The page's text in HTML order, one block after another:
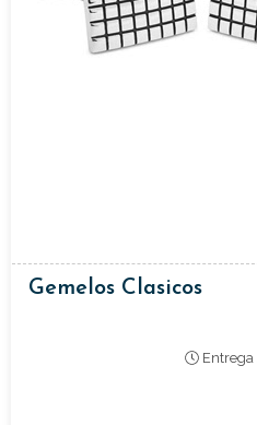
Gemelos Clasicos
Entrega